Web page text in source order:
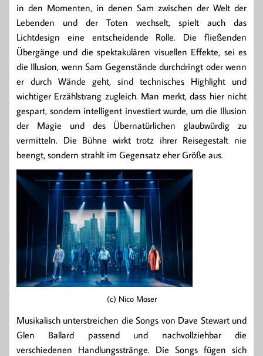
in den Momenten, in denen Sam zwischen der Welt der
Lebenden und der Toten wechselt, spielt auch das
Lichtdesign eine entscheidende Rolle. Die fließenden
Übergänge und die spektakulären visuellen Effekte, sei es
die Illusion, wenn Sam Gegenstände durchdringt oder wenn
er durch Wände geht, sind technisches Highlight und
wichtiger Erzählstrang zugleich. Man merkt, dass hier nicht
gespart, sondern intelligent investiert wurde, um die Illusion
der Magie und des Übernatürlichen glaubwürdig zu
vermitteln. Die Bühne wirkt trotz ihrer Reisegestalt nie
beengt, sondern strahlt im Gegensatz eher Größe aus.
(c) Nico Moser
Musikalisch unterstreichen die Songs von Dave Stewart und
Glen Ballard passend und nachvollziehbar die
verschiedenen Handlungsstränge. Die Songs fügen sich